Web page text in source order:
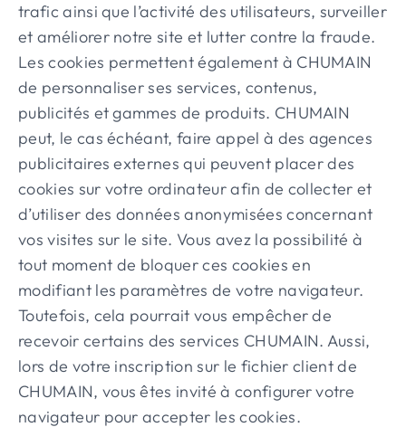
trafic ainsi que l’activité des utilisateurs, surveiller
et améliorer notre site et lutter contre la fraude.
Les cookies permettent également à CHUMAIN
de personnaliser ses services, contenus,
publicités et gammes de produits. CHUMAIN
peut, le cas échéant, faire appel à des agences
publicitaires externes qui peuvent placer des
cookies sur votre ordinateur afin de collecter et
d’utiliser des données anonymisées concernant
vos visites sur le site. Vous avez la possibilité à
tout moment de bloquer ces cookies en
modifiant les paramètres de votre navigateur.
Toutefois, cela pourrait vous empêcher de
recevoir certains des services CHUMAIN. Aussi,
lors de votre inscription sur le fichier client de
CHUMAIN, vous êtes invité à configurer votre
navigateur pour accepter les cookies.